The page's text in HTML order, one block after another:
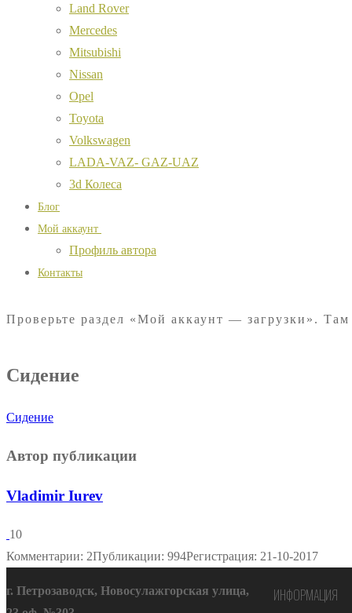
Land Rover
Mercedes
Mitsubishi
Nissan
Opel
Toyota
Volkswagen
LADA-VAZ- GAZ-UAZ
3d Колеса
Блог
Мой аккаунт
Профиль автора
Контакты
Проверьте раздел «Мой аккаунт — загрузки».
Сидение
Сидение
Автор публикации
Vladimir Iurev
10
Комментарии: 2Публикации: 994Регистрация: 21-10-2017
г. Петрозаводск, Новосулажгорская улица,
ИНФОРМАЦИЯ